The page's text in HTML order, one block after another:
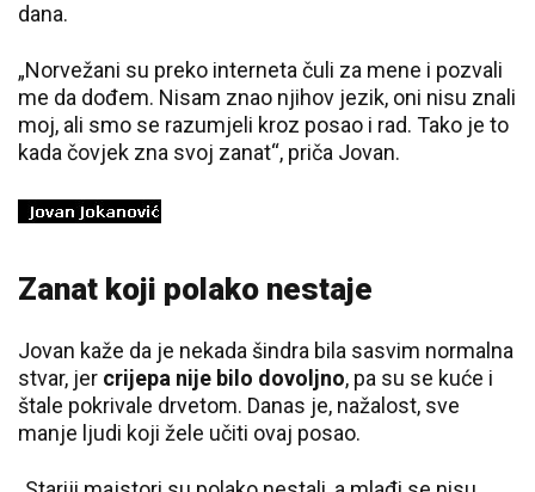
dana.
„Norvežani su preko interneta čuli za mene i pozvali
me da dođem. Nisam znao njihov jezik, oni nisu znali
moj, ali smo se razumjeli kroz posao i rad. Tako je to
kada čovjek zna svoj zanat“, priča Jovan.
Zanat koji polako nestaje
Jovan kaže da je nekada šindra bila sasvim normalna
stvar, jer crijepa nije bilo dovoljno, pa su se kuće i
štale pokrivale drvetom. Danas je, nažalost, sve
manje ljudi koji žele učiti ovaj posao.